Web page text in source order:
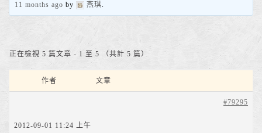
11 months ago by 燕琪.
正在檢視 5 篇文章 - 1 至 5 （共計 5 篇）
作者 文章
2012-09-01 11:24 上午
#79295